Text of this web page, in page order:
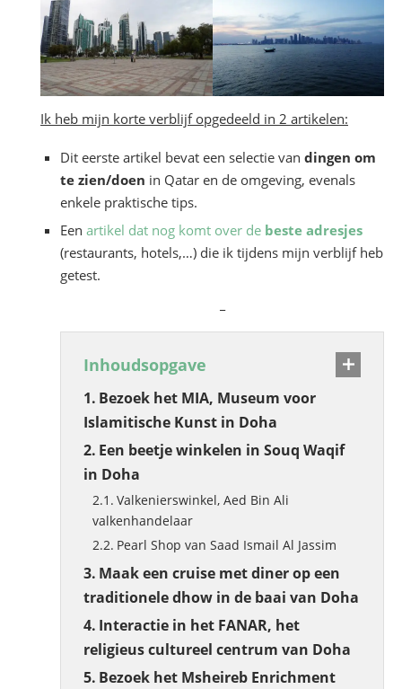
Ik heb mijn korte verblijf opgedeeld in 2 artikelen:
Dit eerste artikel bevat een selectie van dingen om
te zien/doen in Qatar en de omgeving, evenals
enkele praktische tips.
Een artikel dat nog komt over de beste adresjes
(restaurants, hotels,…) die ik tijdens mijn verblijf heb
getest.
Inhoudsopgave
Bezoek het MIA, Museum voor
Islamitische Kunst in Doha
Een beetje winkelen in Souq Waqif
in Doha
Valkenierswinkel, Aed Bin Ali
valkenhandelaar
Pearl Shop van Saad Ismail Al Jassim
Maak een cruise met diner op een
traditionele dhow in de baai van Doha
Interactie in het FANAR, het
religieus cultureel centrum van Doha
Bezoek het Msheireb Enrichment